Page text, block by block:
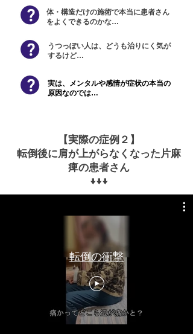
​体・構造だけの施術で本当に患者さん
をよくできるのかな…
うつっぽい人は、どうも治りにく気が
するけど…
実は、メンタルや​感情が症状の本当の
原因なのでは…
【実際の症例２】
転倒後に肩が上がらなくなった片麻
痺の患者さん
​↓↓↓
転倒の衝撃